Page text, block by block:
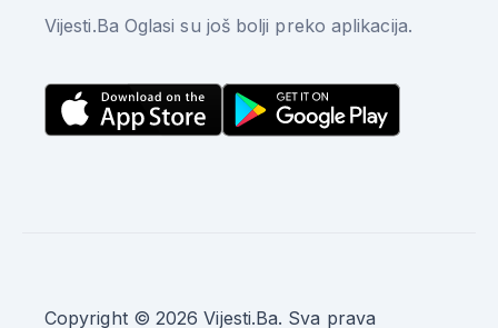
Vijesti.Ba Oglasi su još bolji preko aplikacija.
Copyright © 2026 Vijesti.Ba. Sva prava